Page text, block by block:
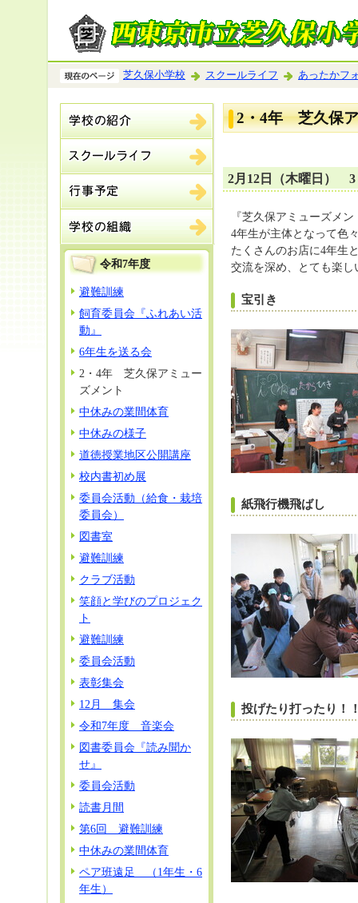
芝久保小学校 スクールライフ あったかフ
令和7年度
避難訓練
飼育委員会『ふれあい活
動』
6年生を送る会
2・4年 芝久保アミュー
ズメント
中休みの業間体育
中休みの様子
道徳授業地区公開講座
校内書初め展
委員会活動（給食・栽培
委員会）
図書室
避難訓練
クラブ活動
笑顔と学びのプロジェク
ト
避難訓練
委員会活動
表彰集会
12月 集会
令和7年度 音楽会
図書委員会『読み聞か
せ』
委員会活動
読書月間
第6回 避難訓練
中休みの業間体育
ペア班遠足 （1年生・6
年生）
2・4年 芝久保
2月12日（木曜日） 3
『芝久保アミューズメ
4年生が主体となって色
たくさんのお店に4年生
交流を深め、とても楽
宝引き
紙飛行機飛ばし
投げたり打ったり！